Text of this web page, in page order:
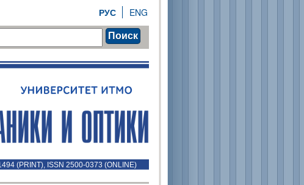
ENG
РУС
Поиск
(PRINT), ISSN 2500-0373 (ONLINE)